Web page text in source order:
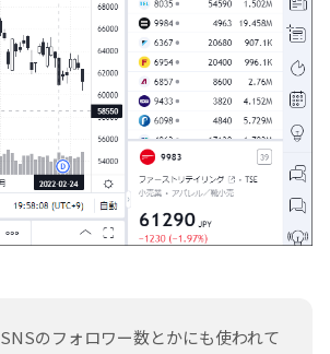
SNSのフォロワー数とかにも使われて